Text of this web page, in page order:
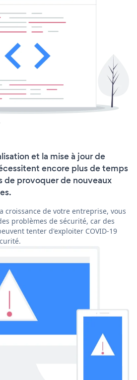
et la mise à jour de
encore plus de temps
de provoquer de nouveaux
croissance de votre entreprise, vous
problèmes de sécurité, car des
tenter d'exploiter COVID-19